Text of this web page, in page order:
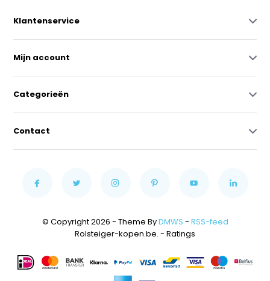
Klantenservice
Mijn account
Categorieën
Contact
© Copyright 2026 - Theme ByDMWS - RSS-feed
Rolsteiger-kopen.be. - Ratings